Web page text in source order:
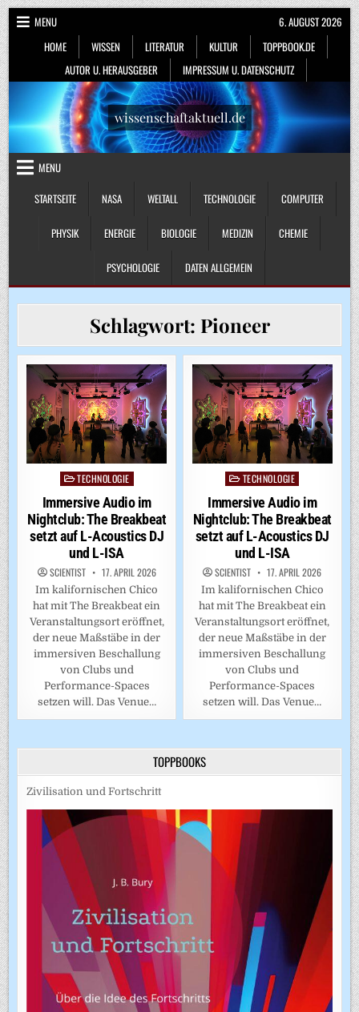
Skip
to
content
MENU
HOME
WISSEN LITERATUR KULTUR
TOPPBOOK.DE
AUTOR U. HERAUSGEBER
IMPRESSUM U. DATENSCHUTZ
6. AUGUST 2026
wissenschaftaktuell.de
MENU
STARTSEITE
NASA WELTALL TECHNOLOGIE COMPUTER
PHYSIK ENERGIE BIOLOGIE MEDIZIN CHEMIE
PSYCHOLOGIE DATEN ALLGEMEIN
Schlagwort: Pioneer
PostedTECHNOLOGIE
Immersive Audio im
Nightclub: The Breakbeat
setzt auf L-Acoustics DJ
und L-ISA
SCIENTIST 17. APRIL 2026
Im kalifornischen Chico
hat mit The Breakbeat ein
Veranstaltungsort eröffnet,
der neue Maßstäbe in der
immersiven Beschallung
von Clubs und
Performance-Spaces
setzen will. Das Venue…
PostedTECHNOLOGIE
Immersive Audio im
Nightclub: The Breakbeat
setzt auf L-Acoustics DJ
und L-ISA
SCIENTIST 17. APRIL 2026
Im kalifornischen Chico
hat mit The Breakbeat ein
Veranstaltungsort eröffnet,
der neue Maßstäbe in der
immersiven Beschallung
von Clubs und
Performance-Spaces
setzen will. Das Venue…
TOPPBOOKS
Zivilisation und Fortschritt